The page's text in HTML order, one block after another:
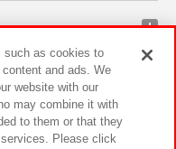
such as cookies to
and ads. We
website with our
may combine it with
to them or that they
Please click